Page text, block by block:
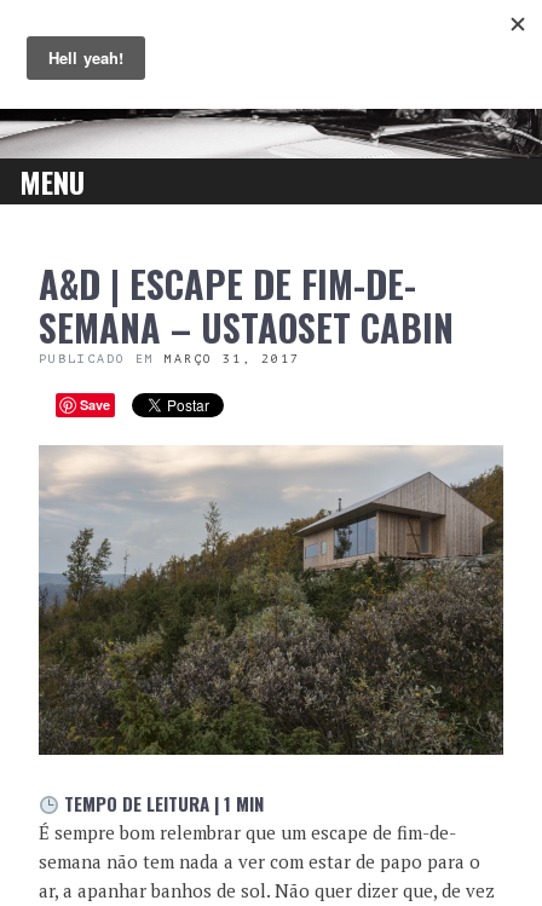
MENU
CONTENTA&D | ESCAPE DE FIM-DE-
SEMANA – USTAOSET CABIN
PUBLICADO EM MARÇO 31, 2017
Save
TEMPO DE LEITURA | 1 MIN
É sempre bom relembrar que um escape de fim-de-
semana não tem nada a ver com estar de papo para o
ar, a apanhar banhos de sol. Não quer dizer que, de vez